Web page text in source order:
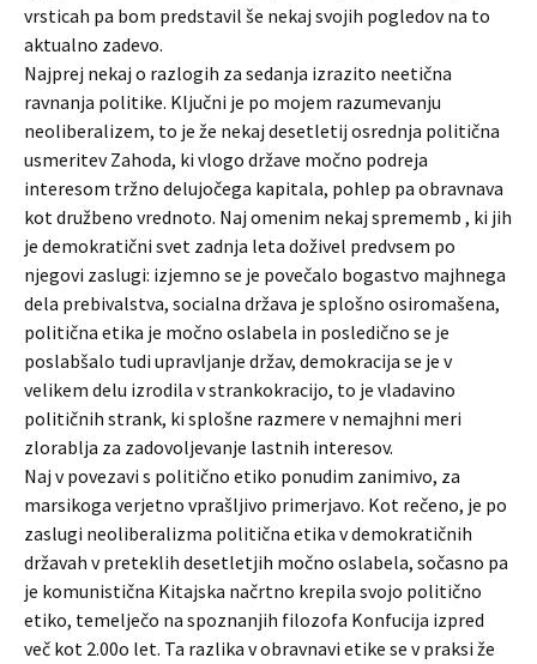
vrsticah pa bom predstavil še nekaj svojih pogledov na to
aktualno zadevo.
Najprej nekaj o razlogih za sedanja izrazito neetična
ravnanja politike. Ključni je po mojem razumevanju
neoliberalizem, to je že nekaj desetletij osrednja politična
usmeritev Zahoda, ki vlogo države močno podreja
interesom tržno delujočega kapitala, pohlep pa obravnava
kot družbeno vrednoto. Naj omenim nekaj sprememb , ki jih
je demokratični svet zadnja leta doživel predvsem po
njegovi zaslugi: izjemno se je povečalo bogastvo majhnega
dela prebivalstva, socialna država je splošno osiromašena,
politična etika je močno oslabela in posledično se je
poslabšalo tudi upravljanje držav, demokracija se je v
velikem delu izrodila v strankokracijo, to je vladavino
političnih strank, ki splošne razmere v nemajhni meri
zlorablja za zadovoljevanje lastnih interesov.
Naj v povezavi s politično etiko ponudim zanimivo, za
marsikoga verjetno vprašljivo primerjavo. Kot rečeno, je po
zaslugi neoliberalizma politična etika v demokratičnih
državah v preteklih desetletjih močno oslabela, sočasno pa
je komunistična Kitajska načrtno krepila svojo politično
etiko, temelječo na spoznanjih filozofa Konfucija izpred
več kot 2.00o let. Ta razlika v obravnavi etike se v praksi že